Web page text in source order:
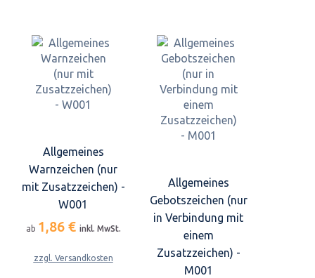
Allgemeines
Warnzeichen (nur
mit Zusatzzeichen) -
W001
ab 1,86 € inkl. MwSt.
zzgl. Versandkosten
Allgemeines
Gebotszeichen (nur
in Verbindung mit
einem
Zusatzzeichen) -
M001